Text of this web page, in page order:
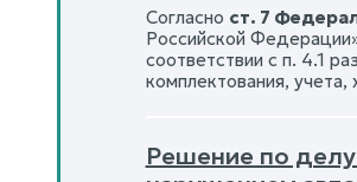
Согласно ст. 7
Российской
соответствии с п. 4.1
комплектования, учета,
Решение по